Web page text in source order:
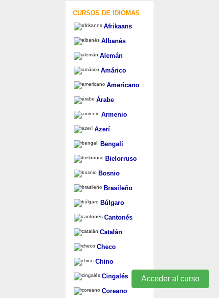
Acceder al curso
CURSOS DE IDIOMAS
Afrikaans
Albanés
Alemán
Amárico
Americano
Árabe
Armenio
Azerí
Bengalí
Bielorruso
Bosnio
Brasileño
Búlgaro
Cantonés
Catalán
Checo
Chino
Cingalés
Coreano